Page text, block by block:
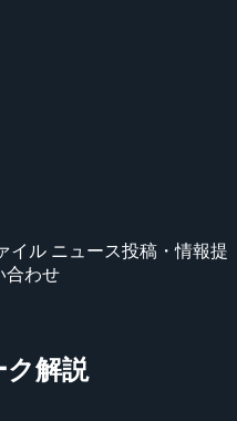
イル ニュース投稿・情報提
合わせ
ク解説